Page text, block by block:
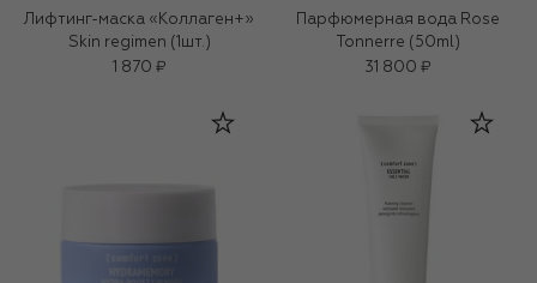
Лифтинг-маска «Коллаген+»
Skin regimen (1шт.)
1 870 ₽
Парфюмерная вода Rose
Tonnerre (50ml)
31 800 ₽